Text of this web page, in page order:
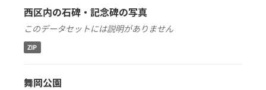
西区内の石碑・記念碑の写真
このデータセットには説明がありません
ZIP
舞岡公園